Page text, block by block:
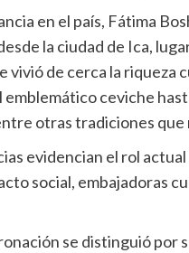
en el país, Fátima
la ciudad de Ica,
vivió de cerca la riqueza
ceviche
otras tradiciones
evidencian el rol
social, embajadoras
se distinguió por